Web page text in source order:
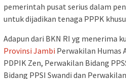
pemerintah pusat serius dalam
untuk dijadikan tenaga PPPK
Adapun dari BKN RI yg menerima
Provinsi Jambi Perwakilan Humas
PDPIK Zen, Perwakilan Bidang
Bidang PPSI Swandi dan